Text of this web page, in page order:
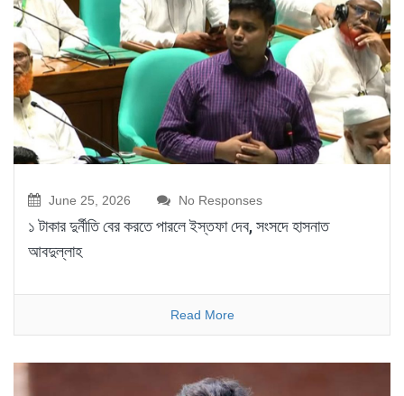
June 25, 2026 No Responses
১ টাকার দুর্নীতি বের করতে পারলে ইস্তফা দেব, সংসদে হাসনাত
আবদুল্লাহ
Read More